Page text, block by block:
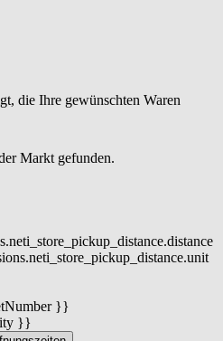
die Ihre gewünschten Waren
Markt gefunden.
}}
}}